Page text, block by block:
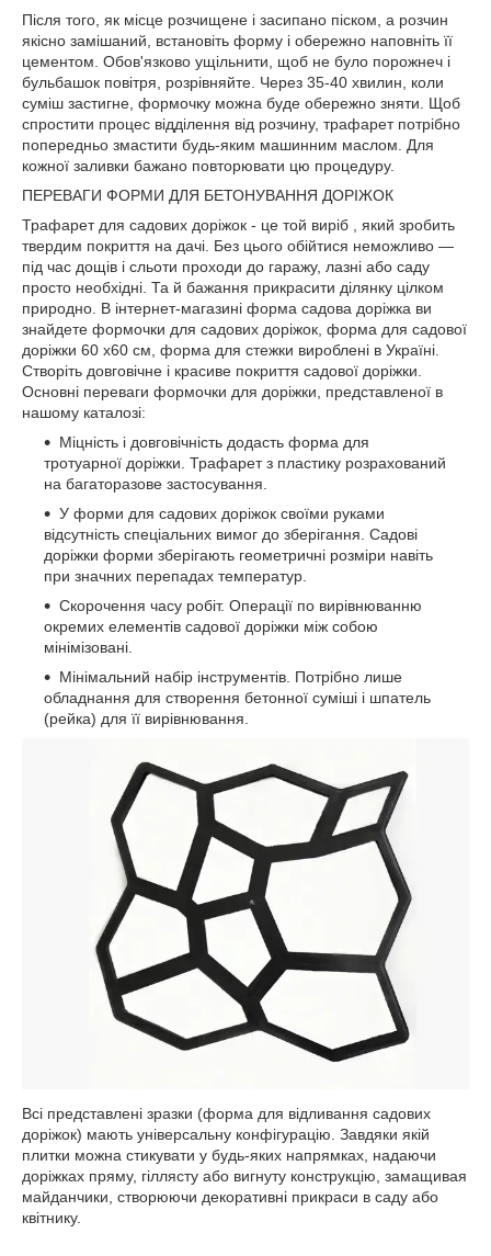
Після того, як місце розчищене і засипано піском, а розчин
якісно замішаний, встановіть форму і обережно наповніть її
цементом. Обов'язково ущільнити, щоб не було порожнеч і
бульбашок повітря, розрівняйте. Через 35-40 хвилин, коли
суміш застигне, формочку можна буде обережно зняти. Щоб
спростити процес відділення від розчину, трафарет потрібно
попередньо змастити будь-яким машинним маслом. Для
кожної заливки бажано повторювати цю процедуру.
ПЕРЕВАГИ ФОРМИ ДЛЯ БЕТОНУВАННЯ ДОРІЖОК
Трафарет для садових доріжок - це той виріб , який зробить
твердим покриття на дачі. Без цього обійтися неможливо —
під час дощів і сльоти проходи до гаражу, лазні або саду
просто необхідні. Та й бажання прикрасити ділянку цілком
природно. В інтернет-магазині форма садова доріжка ви
знайдете формочки для садових доріжок, форма для садової
доріжки 60 х60 см, форма для стежки вироблені в Україні.
Створіть довговічне і красиве покриття садової доріжки.
Основні переваги формочки для доріжки, представленої в
нашому каталозі:
Міцність і довговічність додасть форма для
тротуарної доріжки. Трафарет з пластику розрахований
на багаторазове застосування.
У форми для садових доріжок своїми руками
відсутність спеціальних вимог до зберігання. Садові
доріжки форми зберігають геометричні розміри навіть
при значних перепадах температур.
Скорочення часу робіт. Операції по вирівнюванню
окремих елементів садової доріжки між собою
мінімізовані.
Мінімальний набір інструментів. Потрібно лише
обладнання для створення бетонної суміші і шпатель
(рейка) для її вирівнювання.
Всі представлені зразки (форма для відливання садових
доріжок) мають універсальну конфігурацію. Завдяки якій
плитки можна стикувати у будь-яких напрямках, надаючи
доріжках пряму, гіллясту або вигнуту конструкцію, замащивая
майданчики, створюючи декоративні прикраси в саду або
квітнику.